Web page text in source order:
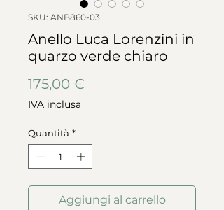
SKU: ANB860-03
Anello Luca Lorenzini in
quarzo verde chiaro
175,00 €
IVA inclusa
Quantità *
Aggiungi al carrello